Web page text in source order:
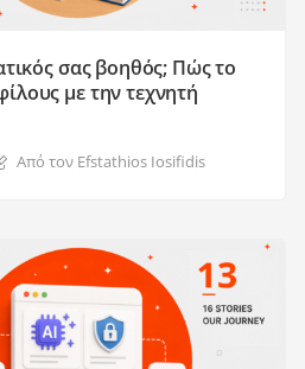
σας βοηθός; Πώς το
με την τεχνητή
Από τον Efstathios Iosifidis